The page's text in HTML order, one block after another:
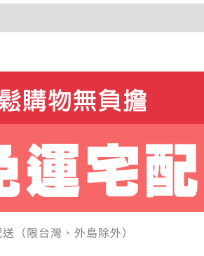
（限台灣、外島除外）